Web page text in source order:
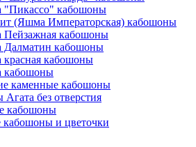
кабошоны
(Яшма Императорская) кабошоны
кабошоны
кабошоны
кабошоны
кабошоны
каменные кабошоны
Агата без отверстия
кабошоны
и цветочки